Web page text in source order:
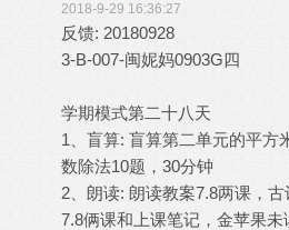
2018-9-29 16:36:27
反馈: 20180928
3-B-007-闽妮妈0903G四
学期模式第二十八天
1、盲算: 盲算第二单元的平方
数除法10题，30分钟
2、朗读: 朗读教案7.8两课，
7.8俩课和上课笔记，金苹果未